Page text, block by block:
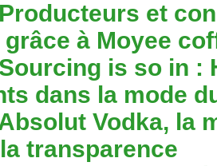
Producteurs et
à Moyee
Sourcing is so in :
dans la mode
Vodka, la
transparence